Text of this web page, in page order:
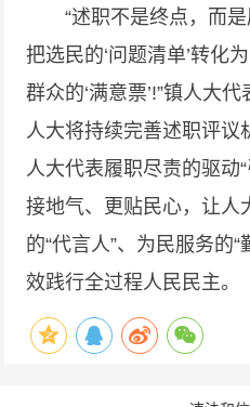
“述职不是终点，而是
把选民的‘问题清单’转化
群众的‘满意票’!”镇人大
人大将持续完善述职评议
人大代表履职尽责的驱动
接地气、更贴民心，让人
的“代言人”、为民服务的
效践行全过程人民民主。